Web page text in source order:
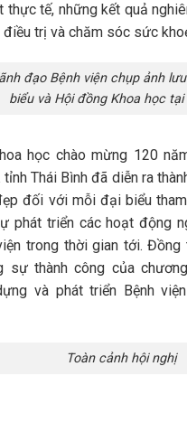
thực tế, những kết quả
trị và chăm sóc sức
đạo Bệnh viện chụp ảnh
biểu và Hội đồng Khoa học tại
học chào mừng 120
Thái Bình đã diễn ra
đối với mỗi đại biểu
phát triển các hoạt động
trong thời gian tới. Đồng
sự thành công của
và phát triển Bệnh
Toàn cảnh hội nghị